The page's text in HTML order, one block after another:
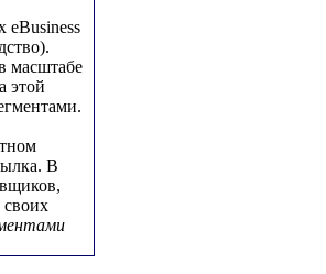
eBusiness
масштабе
этой
В
своих